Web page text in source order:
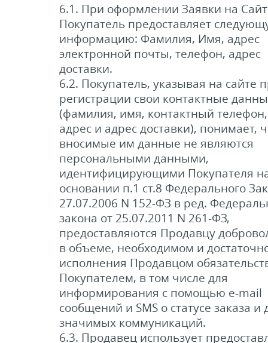
6.1. При оформлении Заявки на
Покупатель предоставляет
информацию: Фамилия, Имя, адрес
электронной почты, телефон, адрес
доставки.
6.2. Покупатель, указывая на сайте
регистрации свои контактные
(фамилия, имя, контактный
адрес и адрес доставки), понимает,
вносимые им данные не являются
персональными данными,
идентифицирующими Покупателя
основании п.1 ст.8 Федерального
27.07.2006 N 152-ФЗ в ред.
закона от 25.07.2011 N 261-ФЗ,
предоставляются Продавцу
в объеме, необходимом и
исполнения Продавцом
Покупателем, в том числе для
информирования с помощью e-mail
сообщений и SMS о статусе заказа и
значимых коммуникаций.
6.3. Продавец использует